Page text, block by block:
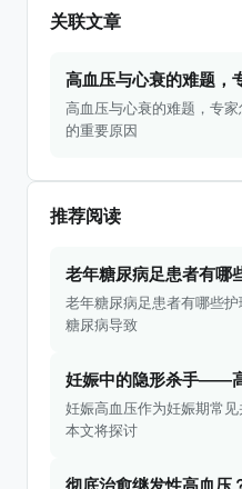
关联文章
高血压与心衰的难题，
高血压与心衰的难题，专
的重要原因
推荐阅读
老年糖尿病足患者有哪
老年糖尿病足患者有哪些
糖尿病导致
妊娠中的隐形杀手——
妊娠高血压作为妊娠期常见
本文将探讨
彻底治愈继发性高血压